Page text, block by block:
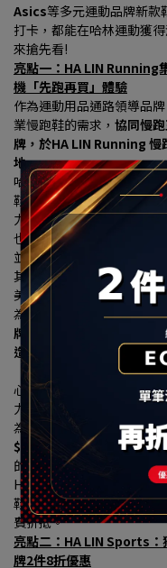
Asics等多元運動品牌新款
打卡，都能在哈林運動獲
來搶先看!
亮點一：HA LIN Running
機「先跑再買」體驗
作為運動用品通路領導品
業慢跑鞋的需求， 協同慢
牌，於HA LIN Running 慢
地。
哈林運動表示，此次於HA
鞋HOKA確認坐鎮機能專
力於開發適應高難度地形
也能搶進潮流最前線，在
並引進了亞洲慢跑工藝之
其中Asics 擁有超高人氣
美貼合亞洲人足底。
為了提供最專業的購鞋體
牌「岱宇(Dyaco)」跨界
造「專業跑步機實境動態
「SOLE」電動跑步機，
心儀的跑鞋，在跑步機上
力，強強聯手打造實體零售
為歡慶改裝開幕，
HA LIN
$3,600 折$300、滿 $5,500
的是，只要購買鞋款的「
HOKA 限量優惠跑鞋，或
鞋），再加碼送上 「哈林
費折抵。
亮點二：HA LIN Sports：
牌2件8折優惠